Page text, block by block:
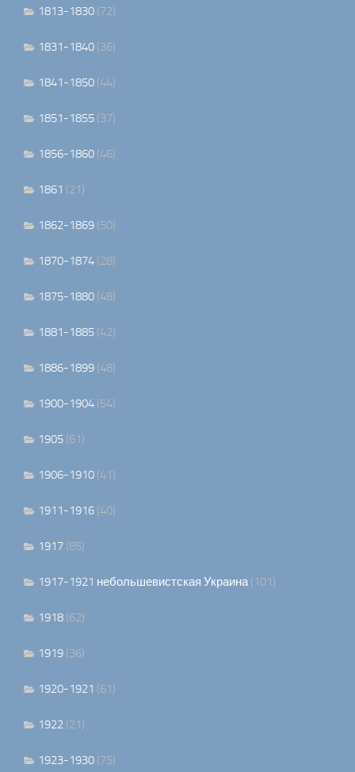
1813-1830 (72)
1831-1840 (36)
1841-1850 (44)
1851-1855 (37)
1856-1860 (46)
1861 (21)
1862-1869 (50)
1870-1874 (28)
1875-1880 (48)
1881-1885 (42)
1886-1899 (48)
1900-1904 (54)
1905 (61)
1906-1910 (41)
1911-1916 (40)
1917 (85)
1917-1921 небольшевистская Украина(101)
1918 (62)
1919 (36)
1920-1921 (61)
1922 (21)
1923-1930 (75)